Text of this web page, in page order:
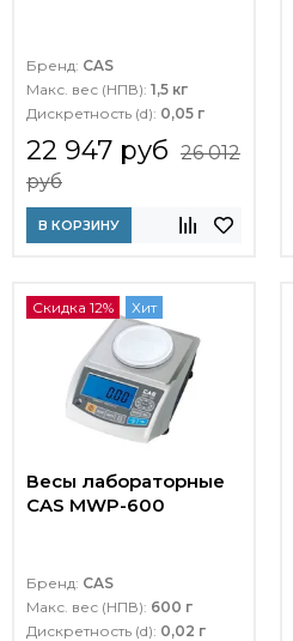
Бренд: CAS
Макс. вес (НПВ): 1,5 кг
Дискретность (d): 0,05 г
22 947 руб 26 012
руб
В КОРЗИНУ
Скидка 12% Хит
Весы лабораторные
CAS MWP-600
Бренд: CAS
Макс. вес (НПВ): 600 г
Дискретность (d): 0,02 г